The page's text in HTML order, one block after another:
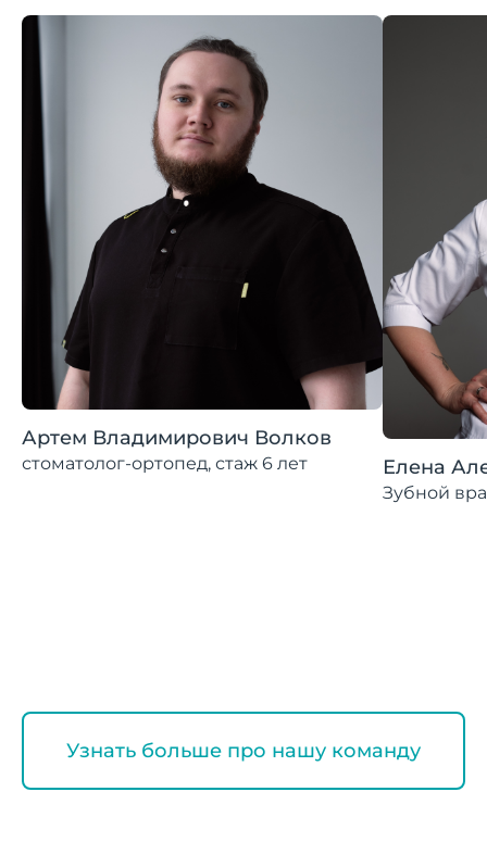
Артем Владимирович Волков
стоматолог-ортопед, стаж 6 лет Елена
Зубной
Узнать больше про нашу команду